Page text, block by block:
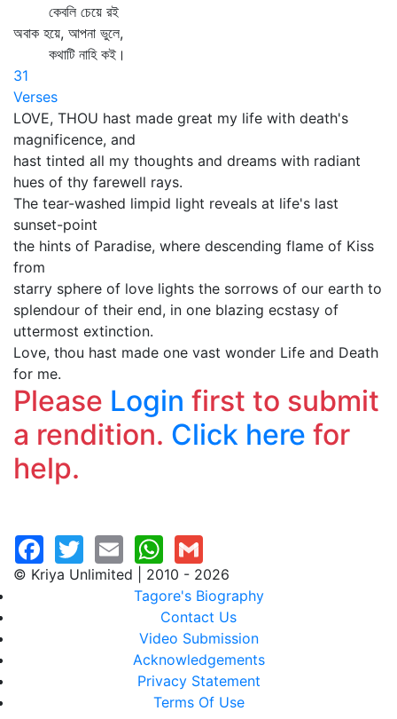
কেবলি চেয়ে রই
অবাক হয়ে, আপনা ভুলে,
কথাটি নাহি কই।
31
Verses
LOVE, THOU hast made great my life with death's
magnificence, and
hast tinted all my thoughts and dreams with radiant
hues of thy farewell rays.
The tear-washed limpid light reveals at life's last
sunset-point
the hints of Paradise, where descending flame of Kiss
from
starry sphere of love lights the sorrows of our earth to
splendour of their end, in one blazing ecstasy of
uttermost extinction.
Love, thou hast made one vast wonder Life and Death
for me.
Please Login first to submit
a rendition. Click here for
help.
© Kriya Unlimited | 2010 - 2026
Tagore's Biography
Contact Us
Video Submission
Acknowledgements
Privacy Statement
Terms Of Use